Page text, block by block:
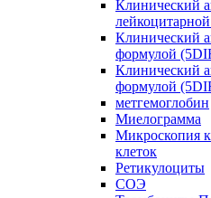
Клинический
Клинический
формулой
Клинический
формулой
метгемоглобин
Миелограмма
Микроскопия
клеток
Ретикулоциты
СОЭ